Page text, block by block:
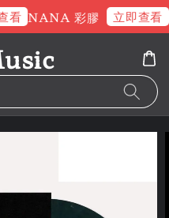
看 NANA 彩膠 立即查看